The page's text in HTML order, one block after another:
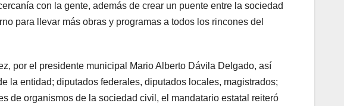
con la gente, además de crear un puente entre la sociedad
para llevar más obras y programas a todos los rincones del
por el presidente municipal Mario Alberto Dávila Delgado, así
la entidad; diputados federales, diputados locales, magistrados;
de organismos de la sociedad civil, el mandatario estatal reiteró